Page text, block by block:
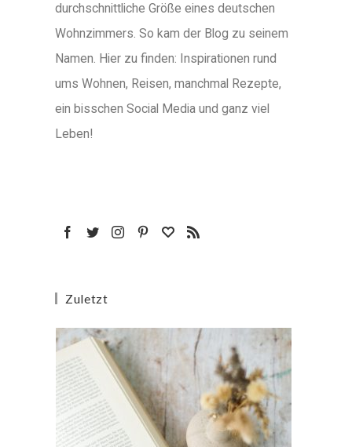
durchschnittliche Größe eines deutschen
Wohnzimmers. So kam der Blog zu seinem
Namen. Hier zu finden: Inspirationen rund
ums Wohnen, Reisen, manchmal Rezepte,
ein bisschen Social Media und ganz viel
Leben!
Zuletzt